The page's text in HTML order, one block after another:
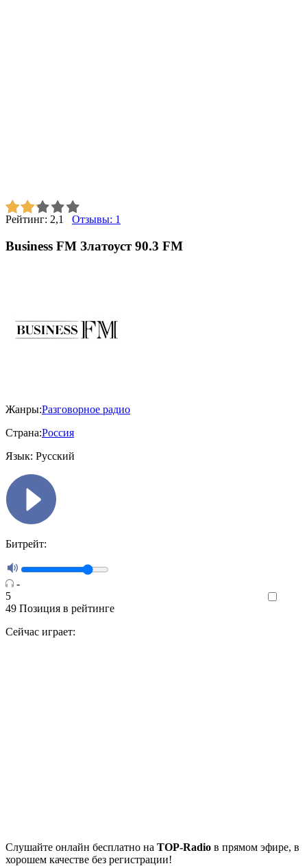
Рейтинг: 2,1 Отзывы: 1
Business FM Златоуст 90.3 FM
Жанры:Разговорное радио
Страна:Россия
Язык: Русский
Битрейт:
-
5
49 Позиция в рейтинге
Сейчас играет:
Cлушайте онлайн бесплатно на TOP-Radio в прямом эфире, в
хорошем качестве без регистрации!